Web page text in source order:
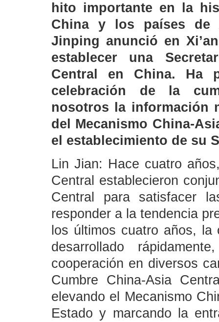
hito importante en la
China y los países de
Jinping anunció en
establecer una
Central en China. Ha
celebración de la
nosotros la información
del Mecanismo China-
el establecimiento de su
Lin Jian: Hace cuatro
Central establecieron
Central para satisfacer
responder a la tendencia
los últimos cuatro años,
desarrollado
cooperación en diversos
Cumbre China-Asia
elevando el Mecanismo
Estado y marcando la